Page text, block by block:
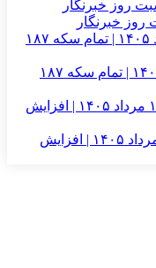
روز خبرنگار
قیمت طلا، سکه و ارز امروز؛ ۱۷ مرداد ۱۴۰۵ | تمام سکه ۱۸۷
پایان معاملات در بازار بورس امروز؛ ۱۷ مرداد ۱۴۰۵ | افزایش